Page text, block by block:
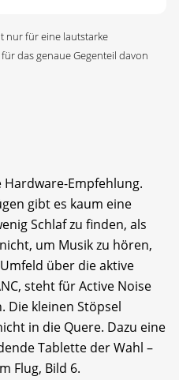
nur für eine lautstarke
das genaue Gegenteil davon
Hardware-Empfehlung.
gibt es kaum eine
Schlaf zu finden, als
um Musik zu hören,
über die aktive
steht für Active Noise
Die kleinen Stöpsel
in die Quere. Dazu eine
Tablette der Wahl –
Flug, Bild 6.